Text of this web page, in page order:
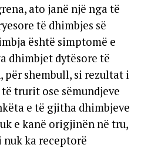
ato janë një nga të
të dhimbjes së
është simptomë e
dhimbjet dytësore të
për shembull, si rezultat i
trurit ose sëmundjeve
e të gjitha dhimbjeve
e kanë origjinën në tru,
ka receptorë